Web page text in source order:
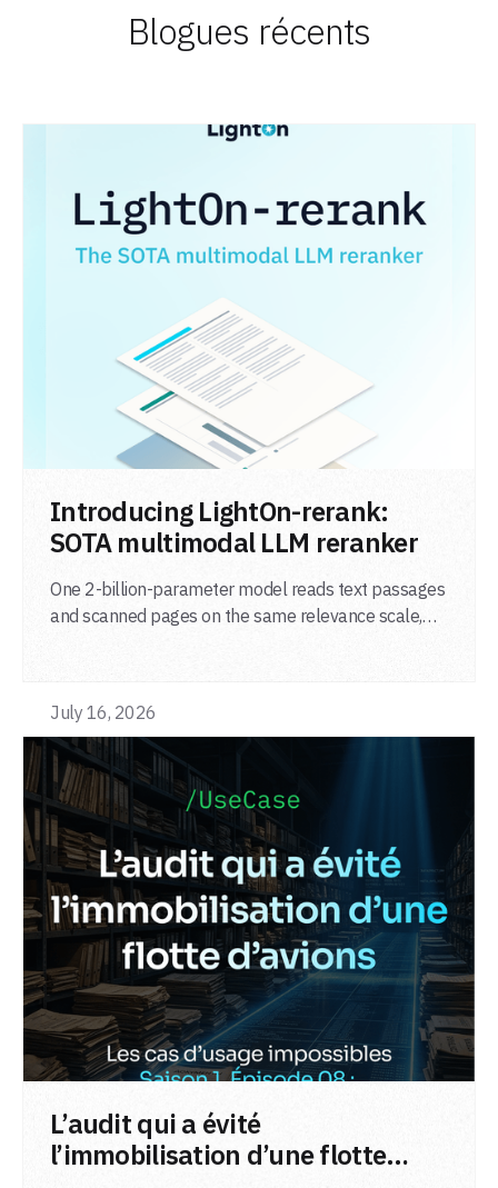
Blogues récents
Introducing LightOn-rerank:
SOTA multimodal LLM reranker
One 2-billion-parameter model reads text passages
and scanned pages on the same relevance scale,
July 16, 2026
L’audit qui a évité
l’immobilisation d’une flotte